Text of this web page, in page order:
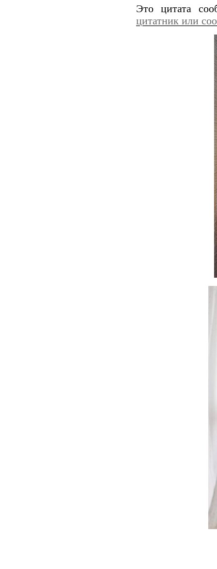
Это цитата
цитатник или